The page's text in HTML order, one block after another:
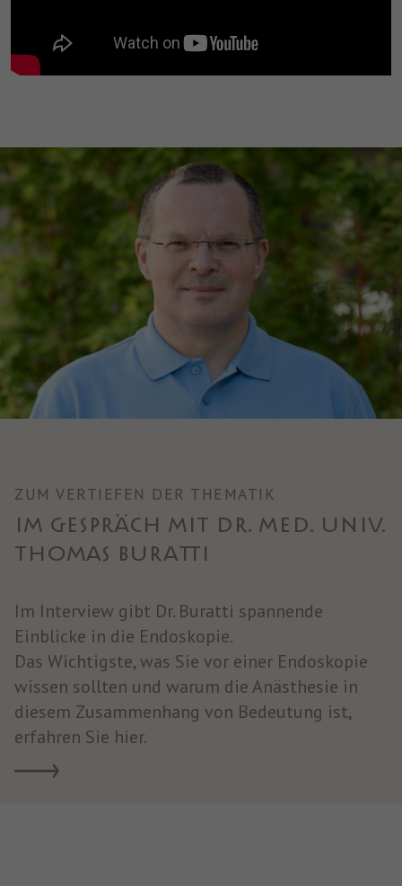
ZUM VERTIEFEN DER THEMATIK
IM GESPRÄCH MIT DR. MED. UNIV.
THOMAS BURATTI
Im Interview gibt Dr. Buratti spannende
Einblicke in die Endoskopie.
Das Wichtigste, was Sie vor einer Endoskopie
wissen sollten und warum die Anästhesie in
diesem Zusammenhang von Bedeutung ist,
erfahren Sie hier.